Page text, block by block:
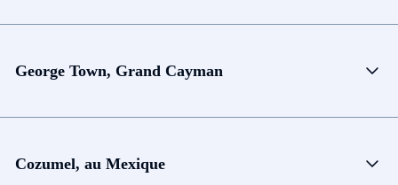
George Town, Grand Cayman
Cozumel, au Mexique